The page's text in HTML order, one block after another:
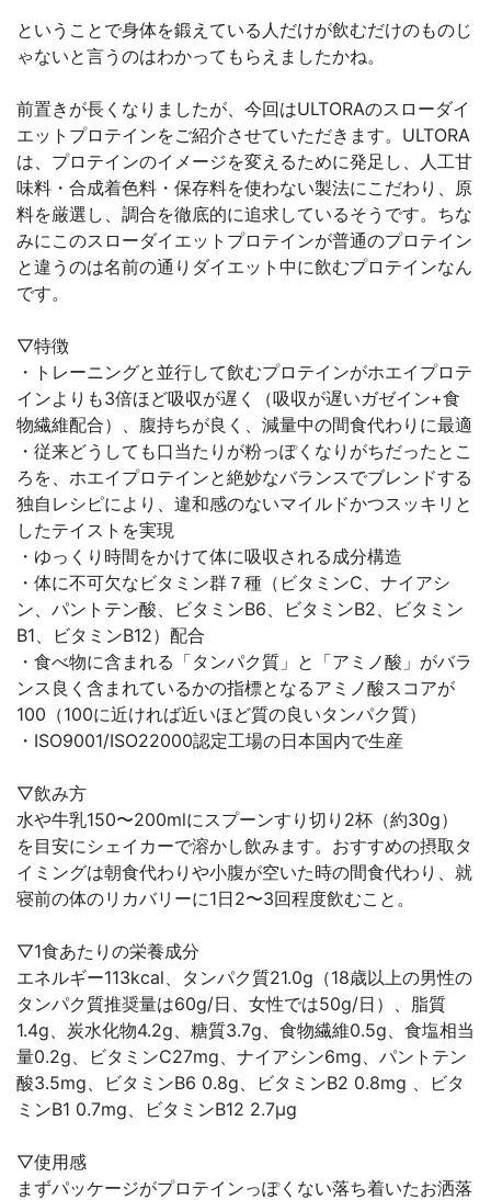
ということで身体を鍛えている人だけが飲むだけのものじ
ゃないと言うのはわかってもらえましたかね。
前置きが長くなりましたが、今回はULTORAのスローダイ
エットプロテインをご紹介させていただきます。ULTORA
は、プロテインのイメージを変えるために発足し、人工甘
味料・合成着色料・保存料を使わない製法にこだわり、原
料を厳選し、調合を徹底的に追求しているそうです。ちな
みにこのスローダイエットプロテインが普通のプロテイン
と違うのは名前の通りダイエット中に飲むプロテインなん
です。
▽特徴
・トレーニングと並行して飲むプロテインがホエイプロテ
インよりも3倍ほど吸収が遅く（吸収が遅いガゼイン+食
物繊維配合）、腹持ちが良く、減量中の間食代わりに最適
・従来どうしても口当たりが粉っぽくなりがちだったとこ
ろを、ホエイプロテインと絶妙なバランスでブレンドする
独自レシピにより、違和感のないマイルドかつスッキリと
したテイストを実現
・ゆっくり時間をかけて体に吸収される成分構造
・体に不可欠なビタミン群７種（ビタミンC、ナイアシ
ン、パントテン酸、ビタミンB6、ビタミンB2、ビタミン
B1、ビタミンB12）配合
・食べ物に含まれる「タンパク質」と「アミノ酸」がバラ
ンス良く含まれているかの指標となるアミノ酸スコアが
100（100に近ければ近いほど質の良いタンパク質）
・ISO9001/ISO22000認定工場の日本国内で生産
▽飲み方
水や牛乳150〜200mlにスプーンすり切り2杯（約30g）
を目安にシェイカーで溶かし飲みます。おすすめの摂取タ
イミングは朝食代わりや小腹が空いた時の間食代わり、就
寝前の体のリカバリーに1日2〜3回程度飲むこと。
▽1食あたりの栄養成分
エネルギー113kcal、タンパク質21.0g（18歳以上の男性の
タンパク質推奨量は60g/日、女性では50g/日）、脂質
1.4g、炭水化物4.2g、糖質3.7g、食物繊維0.5g、食塩相当
量0.2g、ビタミンC27mg、ナイアシン6mg、パントテン
酸3.5mg、ビタミンB6 0.8g、ビタミンB2 0.8mg 、ビタ
ミンB1 0.7mg、ビタミンB12 2.7μg
▽使用感
まずパッケージがプロテインっぽくない落ち着いたお洒落